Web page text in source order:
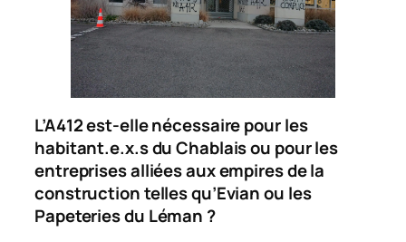
L’A412 est-elle nécessaire pour les
habitant.e.x.s du Chablais ou pour les
entreprises alliées aux empires de la
construction telles qu’Evian ou les
Papeteries du Léman ?